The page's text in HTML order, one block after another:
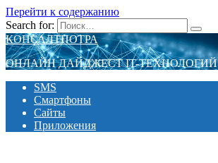
Перейти к содержанию
Search for:
КОНСАЛТПОТРА
ОНЛАЙН ДАЙДЖЕСТ IT-ТЕХНОЛОГИЙ
SMS
Смартфоны
Сайты
Приложения